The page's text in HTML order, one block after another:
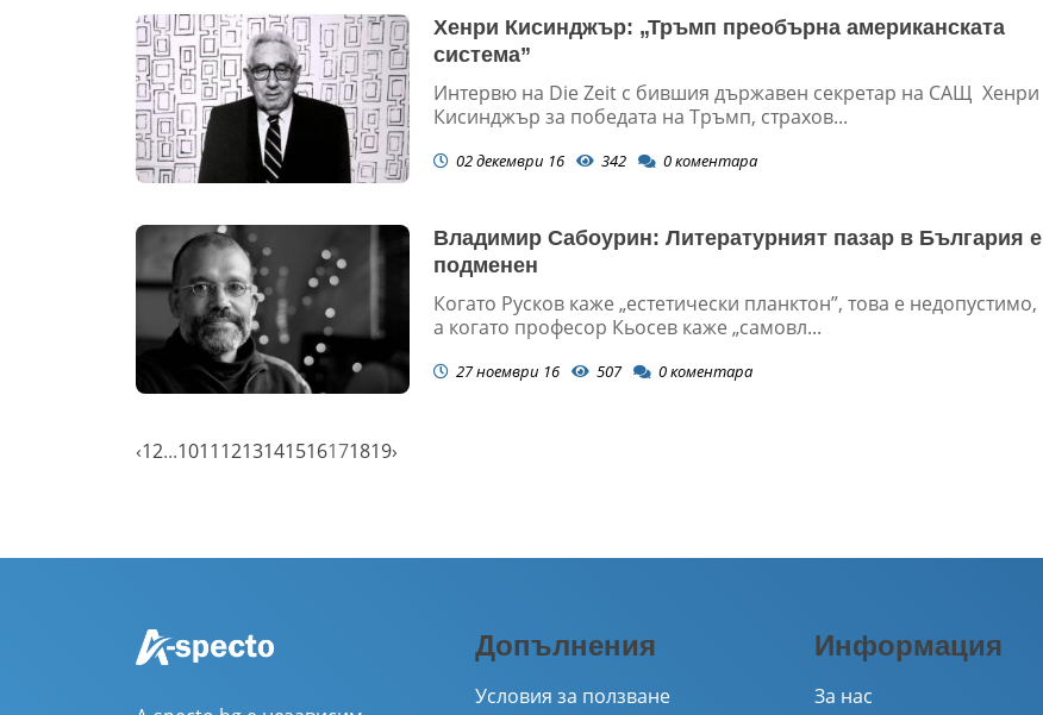
Хенри Кисинджър: „Тръмп преобърна американската
система”
Интервю на Die Zeit с бившия държавен секретар на САЩ Хенри
Кисинджър за победата на Тръмп, страхов...
02 декември 16 342 0коментара
Владимир Сабоурин: Литературният пазар в България е
подменен
Когато Русков каже „естетически планктон”, това е недопустимо,
а когато професор Кьосев каже „самовл...
27 ноември 16 507 0коментара
‹12...10111213141516171819›
Допълнения
Условия за ползване
Информация
За нас